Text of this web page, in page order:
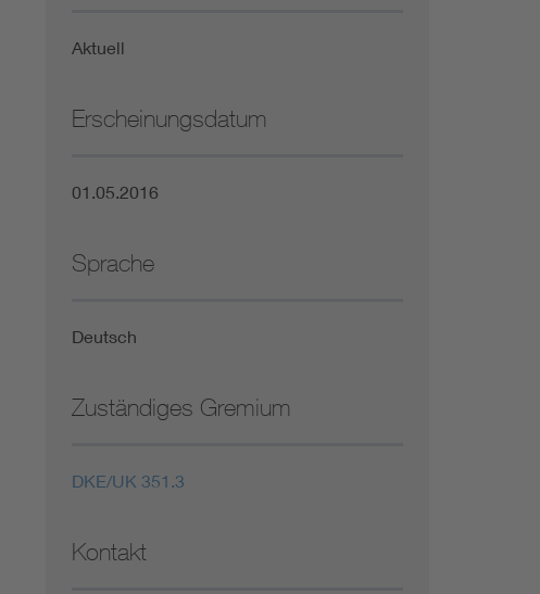
Aktuell
Erscheinungsdatum
01.05.2016
Sprache
Deutsch
Zuständiges Gremium
DKE/UK 351.3
Kontakt